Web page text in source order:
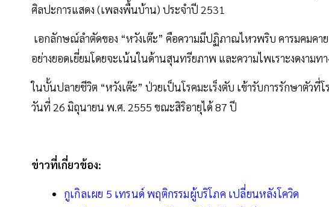
ศิลปะการแสดง (เพลงพื้นบ้าน) ประจำปี 2531
เอกลักษณ์ลำตัดของ “หวังเต๊ะ” คือความมีปฏิภาณไหวพริบ คารมคมคา
อย่างยอดเยี่ยมโดยจะเน้นในด้านสุนทรียภาพ และความไพเราะงดงามท
ในบั้นปลายชีวิต “หวังเต๊ะ” ป่วยเป็นโรคมะเร็งตับ เข้ารับการรักษาตัวที่
วันที่ 26 มิถุนายน พ.ศ. 2555 ขณะสิริอายุได้ 87 ปี
ข่าวที่เกี่ยวข้อง:
กูเกิลเผย 5 เทรนด์ พฤติกรรมผู้บริโภค เปลี่ยนหลังโควิด